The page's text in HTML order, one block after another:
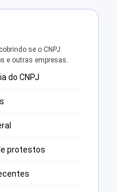
se o CNPJ
e outras empresas.
do CNPJ
protestos